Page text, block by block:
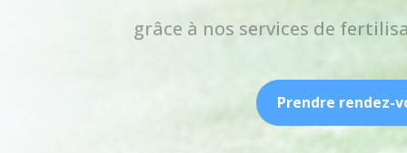
grâce à nos services de
Prendre rendez-